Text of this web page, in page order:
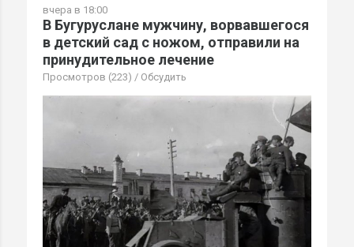
вчера в 18:00
В Бугуруслане мужчину, ворвавшегося
в детский сад с ножом, отправили на
принудительное лечение
Просмотров (223) / Обсудить